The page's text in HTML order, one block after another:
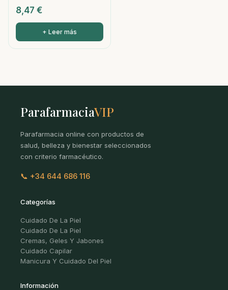
8,47 €
+ Leer más
ParafarmaciaVIP
Parafarmacia online con productos de
salud, belleza y bienestar seleccionados
con criterio farmacéutico.
📞 +34 644 686 116
Categorías
Cuidado De La Piel
Cuidado De La Piel
Cremas, Geles Y Jabones
Cuidado Capilar
Manicura Y Cuidado Del Piel
Información